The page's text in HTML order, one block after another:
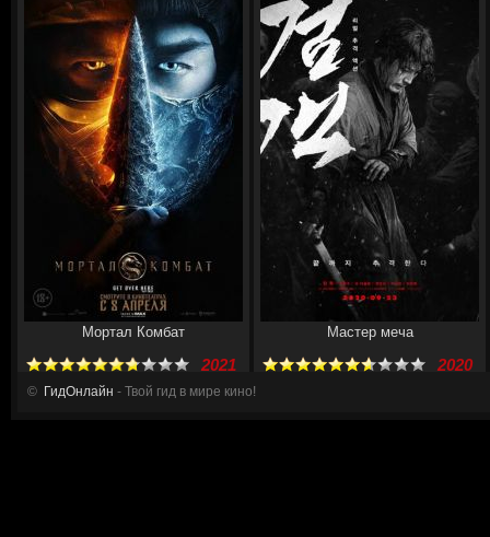
Мортал Комбат
2021
Мастер меча
2020
© ГидОнлайн - Твой гид в мире кино!